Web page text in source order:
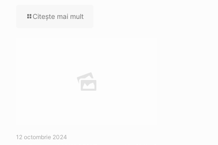
Citeşte mai mult
12 octombrie 2024